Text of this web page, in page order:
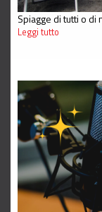
Spiagge di tutti o di
Leggi tutto